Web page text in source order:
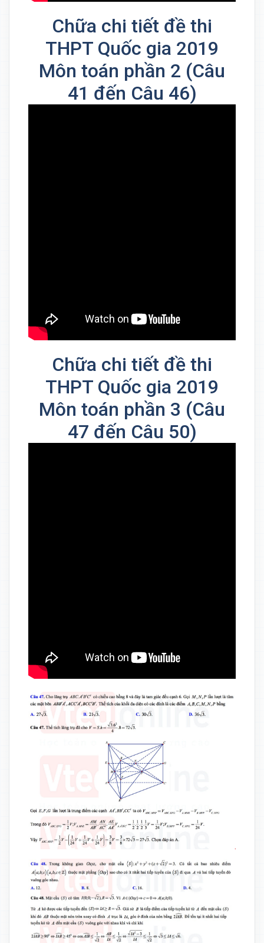
Chữa chi tiết đề thi
THPT Quốc gia 2019
Môn toán phần 2 (Câu
41 đến Câu 46)
Chữa chi tiết đề thi
THPT Quốc gia 2019
Môn toán phần 3 (Câu
47 đến Câu 50)